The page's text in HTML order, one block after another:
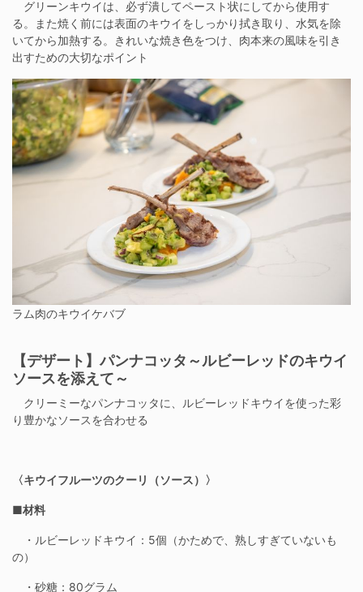
グリーンキウイは、必ず潰してペースト状にしてから使用す
る。また焼く前には表面のキウイをしっかり拭き取り、水気を除
いてから加熱する。きれいな焼き色をつけ、肉本来の風味を引き
出すための大切なポイント
ラム肉のキウイケバブ
【デザート】パンナコッタ～ルビーレッドのキウイ
ソースを添えて～
クリーミーなパンナコッタに、ルビーレッドキウイを使った彩
り豊かなソースを合わせる
〈キウイフルーツのクーリ（ソース）〉
■材料
・ルビーレッドキウイ：5個（かためで、熟しすぎていないも
の）
・砂糖：80グラム